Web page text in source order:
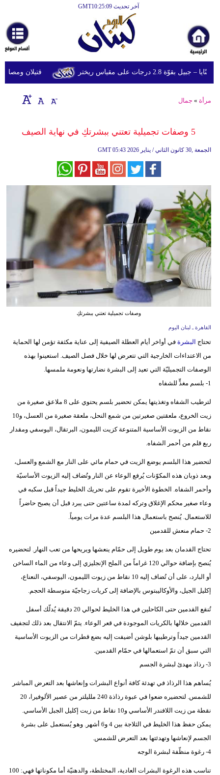
آخر تحديث GMT10:25:09
أخبارعاجلة
رياضة
ثقافة
إقتصاد
وموسيقى
وتغذية
سياحة
وسفر
ديكور
أخبار
إعلام
وتكنولوجيا
بيئة
فيديو
قتيلان ومصابون جراء 14 غارة إسرائيلية على شرق 2.8 درجات على مقياس ريختر
مرأة » جمال
5 وصفات تجميلية تعتني ببشرتكِ في نهاية الصيف
GMT 05:43 2026 الجمعة ,30 كانون الثاني / يناير
وصفات تجميلية تعتني ببشرتكِ
القاهرة ـ لبنان اليوم
تحتاج البشرةفي أواخر أيام العطلة الصيفية إلى عناية مكثفة تؤمن لها الحماية
من الاعتداءات الخارجية التي تتعرض لها خلال فصل الصيف. استعينوا بهذه
الوصفات التجميليّة التي تعيد إلى البشرة نضارتها ونعومة ملمسها.
1- بلسم مغذٍّ للشفاه
لترطيب الشفاه وتغذيتها يمكن تحضير بلسم يحتوي على 8 ملاعق صغيرة من
زيت الخروع، ملعقتين صغيرتين من شمع النحل، ملعقة صغيرة من العسل، و10
نقاط من الزيوت الأساسية المتنوعة كزيت الليمون، البرتقال، اليوسفي ومقدار
ربع قلم من أحمر الشفاه.
لتحضير هذا البلسم يوضع الزيت في حمام مائي على النار مع الشمع والعسل،
وبعد ذوبان هذه المكوّنات يُرفع الوعاء عن النار وتُضاف إليه الزيوت الأساسيّة
وأحمر الشفاه. الخطوة الأخيرة تقوم على تحريك الخليط جيداً قبل سكبه في
وعاء صغير محكم الإغلاق وتركه لمدة ساعتين حتى يبرد قبل أن يصبح حاضراً
للاستعمال. يُنصح باستعمال هذا البلسم عدة مرات يومياً.
2- حمام منعش للقدمين
تحتاج القدمان بعد يوم طويل إلى حمّام ينعشها ويريحها من تعب النهار. لتحضيره
يُنصح بإضافة حوالي 120 غراماً من الملح الإنجليزي إلى وعاء من الماء الساخن
أو البارد، على أن تُضاف إليه 10 نقاط من زيوت الليمون، اليوسفي، النعناع،
إكليل الجيل، والأوكاليبتوس بالإضافة إلى كريات زجاجيّة متوسطة الحجم.
تُنقع القدمين حتى الكاحلين في هذا الخليط لحوالي 20 دقيقة يُدلّك أسفل
القدمين خلالها بالكريات الموجودة في قعر الوعاء. يتمّ الانتقال بعد ذلك لتجفيف
القدمين جيداً وترطيبها بلوشن أضيفت إليه بضع قطرات من الزيوت الأساسية
التي سبق أن تمّ استعمالها في حمّام القدمين.
3- رذاذ مهدئ لبشرة الجسم
يُساهم هذا الرذاذ في تهدئة كافة أنواع البشرات وإنعاشها بعد التعرض المباشر
للشمس. لتحضيره ضعوا في عبوة رذاذة 240 ملليلتر من عصير الألوفيرا، 20
نقطة من زيت اللافندر الأساسي و10 نقاط من زيت إكليل الجبل الأساسي.
يمكن حفظ هذا الخليط في الثلاجة بين 4 و6 أشهر. وهو يُستعمل على بشرة
الجسم لإنعاشها وتهدئتها بعد التعرض للشمس.
4- رغوة منظّفة لبشرة الوجه
تناسب هذه الرغوة البشرات العادية، المختلطة، والدهنيّة أما مكوناتها فهي: 100